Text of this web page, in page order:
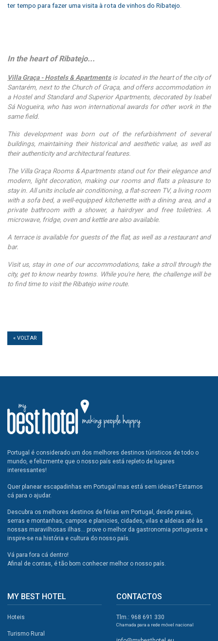
ter tempo para fazer uma visita à rota de vinhos do Ribatejo.
In the heart of Ribatejo...
Villa Graça - Hostels & Apartmentsis located in the heart of the city of
Santarém, next to the Church of Graça, and offers accommodation in
a Hostel and Standard and Superior Apartments, decorated by Isabel
Sá Nogueira, who has won international awards for other work in the
same field.
This development was born out of the refurbishment of several
buildings, maintaining their historical and aesthetic value, as well as
their authenticity and architectural features.
The Villa Graça Rooms & Apartments stand out for their elegance and
modern, light decoration, making our rooms and flats a pleasure to
stay in. All units include air conditioning, a flat-screen TV, a living room
with a sofa bed, a well-equipped kitchenette with a dining area, and a
private bathroom with a shower, a hairdryer and free toiletries. A
microwave, fridge, oven and kettle are also available.
A terrace is available for guests of the flat, as well as a restaurant and
bar.
Visit us, stay in one of our accommodations, take a stroll through the
city, get to know nearby towns. While you're here, the challenge will be
to find time to visit the Ribatejo wine route.
« VOLTAR
Portugal é considerado um dos melhores destinos túristicos de todo o
mundo, e felizmente que o nosso país está repleto de lugares
interessantes!
Quer planear escapadinhas em Portugal mas está sem ideias? Estamos
cá para o ajudar.
Descubra os melhores destinos de férias em Portugal, desde praias,
serras e montanhas, campos e planicies, cidades, vilas e aldeias até às
nossas maravilhosas ilhas... prove o melhor da gastronomia portuguesa e
inspire-se na história e cultura do nosso país.
Vá para fora cá dentro!
Afinal de contas, é tão bom conhecer melhor o nosso país.
MY BEST HOTEL
Hoteis
Turismo Rural
CONTACTOS
Tlm.: 968 691 330
Chamada para a rede móvel nacional